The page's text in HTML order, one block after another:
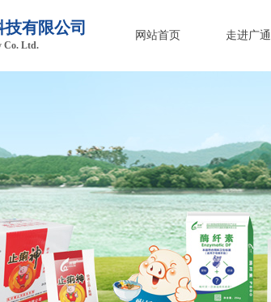
技有限公司 网站首页 走进广通
Co. Ltd.